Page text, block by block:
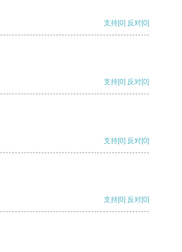
支持[0] 反对[0]
支持[0] 反对[0]
支持[0] 反对[0]
支持[0] 反对[0]